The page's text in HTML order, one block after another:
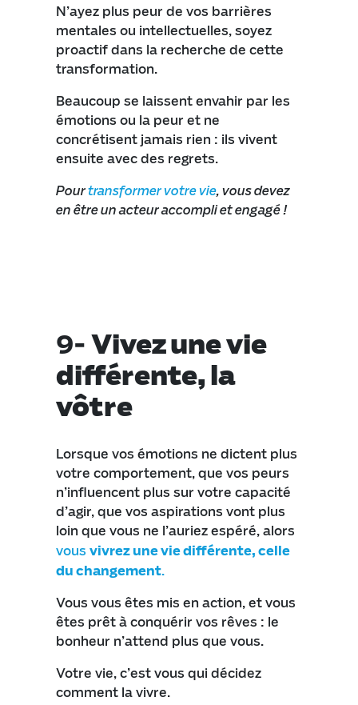
N’ayez plus peur de vos barrières
mentales ou intellectuelles, soyez
proactif dans la recherche de cette
transformation.
Beaucoup se laissent envahir par les
émotions ou la peur et ne
concrétisent jamais rien : ils vivent
ensuite avec des regrets.
Pourtransformer votre vie, vous devez
en être un acteur accompli et engagé !
9-Vivez une vie
différente, la
vôtre
Lorsque vos émotions ne dictent plus
votre comportement, que vos peurs
n’influencent plus sur votre capacité
d’agir, que vos aspirations vont plus
loin que vous ne l’auriez espéré, alors
vous vivrez une vie différente, celle
du changement.
Vous vous êtes mis en action, et vous
êtes prêt à conquérir vos rêves : le
bonheur n’attend plus que vous.
Votre vie, c’est vous qui décidez
comment la vivre.